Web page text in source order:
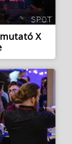
X